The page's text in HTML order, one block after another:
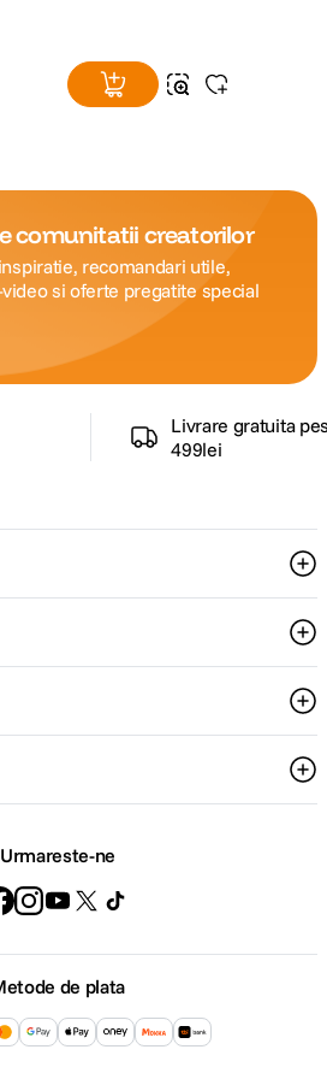
comunitatii creatorilor
recomandari utile,
si oferte pregatite special
Livrare gratuita
499lei
Urmareste-ne
de plata